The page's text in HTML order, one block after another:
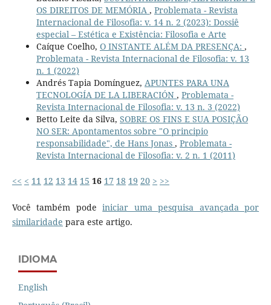
OS DIREITOS DE MEMÓRIA , Problemata - Revista
Internacional de Filosofia: v. 14 n. 2 (2023): Dossiê
especial – Estética e Existência: Filosofia e Arte
Caíque Coelho, O INSTANTE ALÉM DA PRESENÇA: ,
Problemata - Revista Internacional de Filosofia: v. 13
n. 1 (2022)
Andrés Tapia Domínguez, APUNTES PARA UNA
TECNOLOGÍA DE LA LIBERACIÓN , Problemata -
Revista Internacional de Filosofia: v. 13 n. 3 (2022)
Betto Leite da Silva, SOBRE OS FINS E SUA POSIÇÃO
NO SER: Apontamentos sobre "O principio
responsabilidade", de Hans Jonas , Problemata -
Revista Internacional de Filosofia: v. 2 n. 1 (2011)
<< < 11 12 13 14 15 16 17 18 19 20 > >>
Você também podeiniciar uma pesquisa avançada por
similaridade para este artigo.
IDIOMA
English